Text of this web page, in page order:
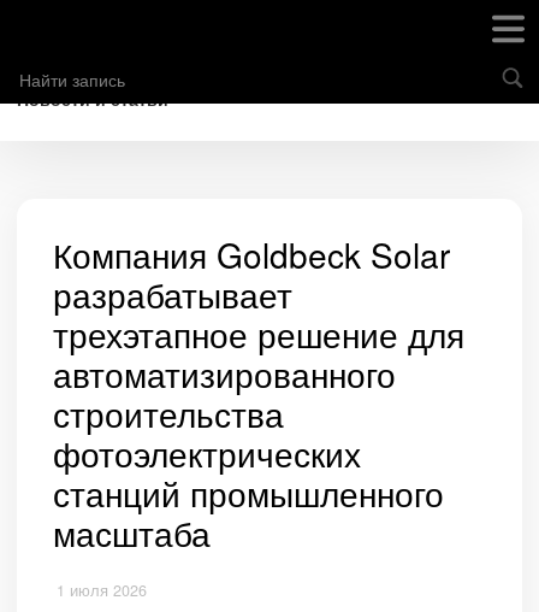
Новости и статьи
Компания Goldbeck Solar
разрабатывает
трехэтапное решение для
автоматизированного
строительства
фотоэлектрических
станций промышленного
масштаба
1 июля 2026